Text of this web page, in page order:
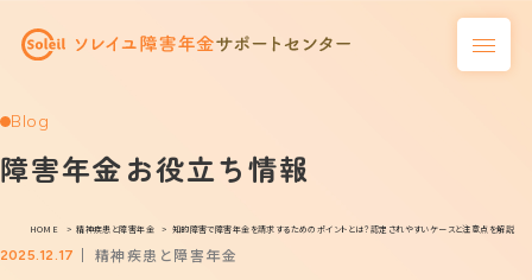
Blog
障害年金お役立ち情報
HOME 精神疾患と障害年金 知的障害で障害年金を請求するためのポイントとは？認定されやすいケースと注意点を解説
2025.12.17 精神疾患と障害年金